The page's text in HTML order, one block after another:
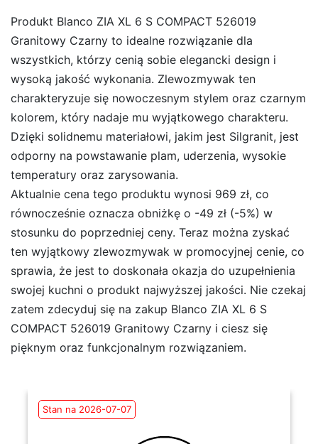
Produkt Blanco ZIA XL 6 S COMPACT 526019
Granitowy Czarny to idealne rozwiązanie dla
wszystkich, którzy cenią sobie elegancki design i
wysoką jakość wykonania. Zlewozmywak ten
charakteryzuje się nowoczesnym stylem oraz czarnym
kolorem, który nadaje mu wyjątkowego charakteru.
Dzięki solidnemu materiałowi, jakim jest Silgranit, jest
odporny na powstawanie plam, uderzenia, wysokie
temperatury oraz zarysowania.
Aktualnie cena tego produktu wynosi 969 zł, co
równocześnie oznacza obniżkę o -49 zł (-5%) w
stosunku do poprzedniej ceny. Teraz można zyskać
ten wyjątkowy zlewozmywak w promocyjnej cenie, co
sprawia, że jest to doskonała okazja do uzupełnienia
swojej kuchni o produkt najwyższej jakości. Nie czekaj
zatem zdecyduj się na zakup Blanco ZIA XL 6 S
COMPACT 526019 Granitowy Czarny i ciesz się
pięknym oraz funkcjonalnym rozwiązaniem.
Stan na 2026-07-07